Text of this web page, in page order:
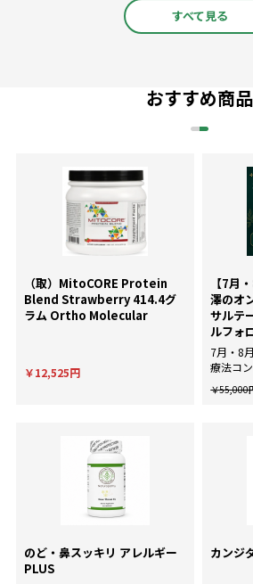
すべて見る
おすすめ商品
（取）MitoCORE Protein
Blend Strawberry 414.4グ
ラム Ortho Molecular
￥12,525円
【7月
澤のオ
サルテ
ルフォ
7月・8
療法コ
による
床経験
￥55,000
のど・鼻スッキリ アレルギー
PLUS
カンジ